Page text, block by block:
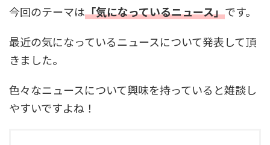
今回のテーマは「気になっているニュース」です。
最近の気になっているニュースについて発表して頂
きました。
色々なニュースについて興味を持っていると雑談し
やすいですよね！